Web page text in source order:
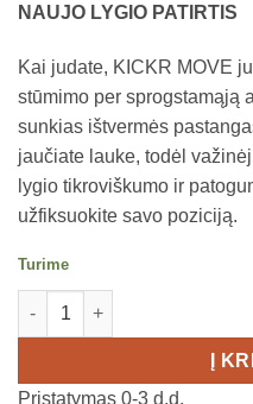
NAUJO LYGIO PATIRTIS
Kai judate, KICKR MOVE
stūmimo per sprogstamąją
sunkias ištvermės
jaučiate lauke, todėl
lygio tikroviškumo ir
užfiksuokite savo poziciją.
Turime
produkto kiekis: WAHOO
Į
Pristatymas 0-3 d.d.